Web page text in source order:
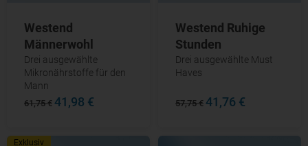
Westend
Männerwohl
Drei ausgewählte
Mikronährstoffe für den
Mann
61,75 € 41,98 €
Westend Ruhige
Stunden
Drei ausgewählte Must
Haves
57,75 € 41,76 €
Exklusiv